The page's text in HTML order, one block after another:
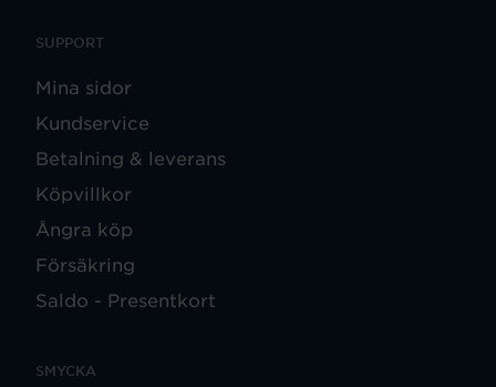
SUPPORT
Mina sidor
Kundservice
Betalning & leverans
Köpvillkor
Ångra köp
Försäkring
Saldo - Presentkort
SMYCKA